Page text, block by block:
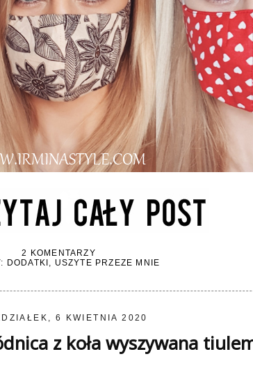
2 KOMENTARZY
DODATKI USZYTE PRZEZE MNIE
6 KWIETNIA 2020
z koła wyszywana